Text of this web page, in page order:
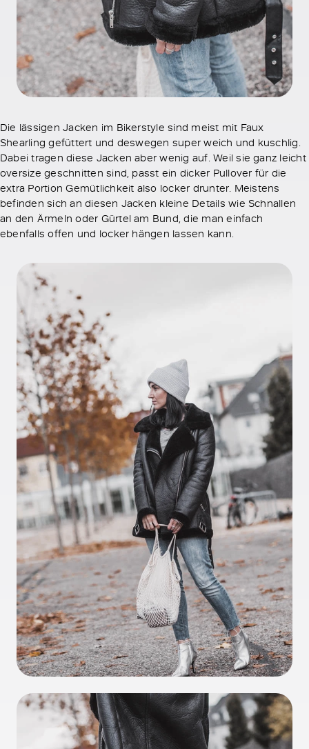
Die lässigen Jacken im Bikerstyle sind meist mit Faux
Shearling gefüttert und deswegen super weich und kuschlig.
Dabei tragen diese Jacken aber wenig auf. Weil sie ganz leicht
oversize geschnitten sind, passt ein dicker Pullover für die
extra Portion Gemütlichkeit also locker drunter. Meistens
befinden sich an diesen Jacken kleine Details wie Schnallen
an den Ärmeln oder Gürtel am Bund, die man einfach
ebenfalls offen und locker hängen lassen kann.